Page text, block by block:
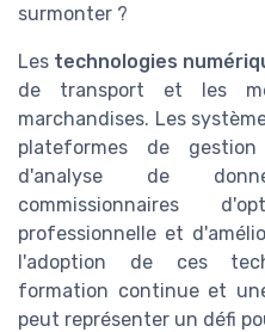
surmonter ?
Les technologies
de transport et les
marchandises. Les
plateformes de
d'analyse de
commissionnaires
professionnelle et
l'adoption de ces
formation continue et
peut représenter un défi